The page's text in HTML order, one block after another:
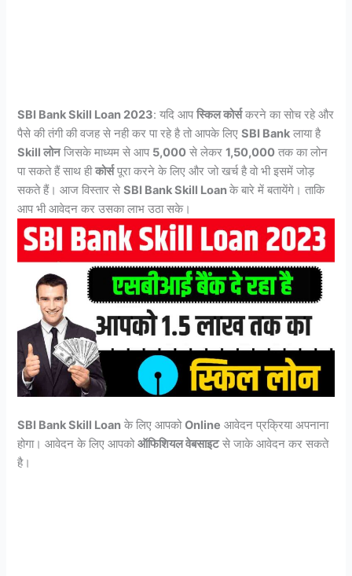
SBI Bank Skill Loan 2023: यदि आपस्किल कोर्सकरने का सोच रहे और
पैसे की तंगी की वजह से नही कर पा रहे है तो आपके लिएSBI Bank लाया है
Skill लोनजिसके माध्यम से आप 5,000 से लेकर1,50,000 तक का लोन
पा सकते हैं साथ हीकोर्सपूरा करने के लिए और जो खर्च है वो भी इसमें जोड़
सकते हैं। आज विस्तार सेSBI Bank Skill Loanके बारे में बतायेंगे। ताकि
आप भी आवेदन कर उसका लाभ उठा सके।
SBI Bank Skill Loan के लिए आपकोOnline आवेदन प्रक्रिया अपनाना
होगा। आवेदन के लिए आपकोऑफिशियल वेबसाइटसे जाके आवेदन कर सकते
है।